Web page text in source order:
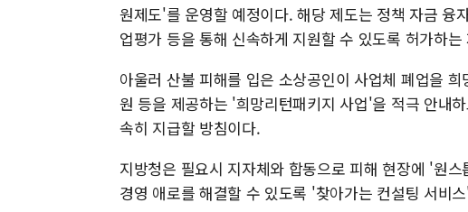
원제도'를 운영할 예정이다. 해당 제도는 정책 자금 융
업평가 등을 통해 신속하게 지원할 수 있도록 허가하는
아울러 산불 피해를 입은 소상공인이 사업체 폐업을
원 등을 제공하는 '희망리턴패키지 사업'을 적극 안내
속히 지급할 방침이다.
지방청은 필요시 지자체와 합동으로 피해 현장에 '원
경영 애로를 해결할 수 있도록 '찾아가는 컨설팅 서비